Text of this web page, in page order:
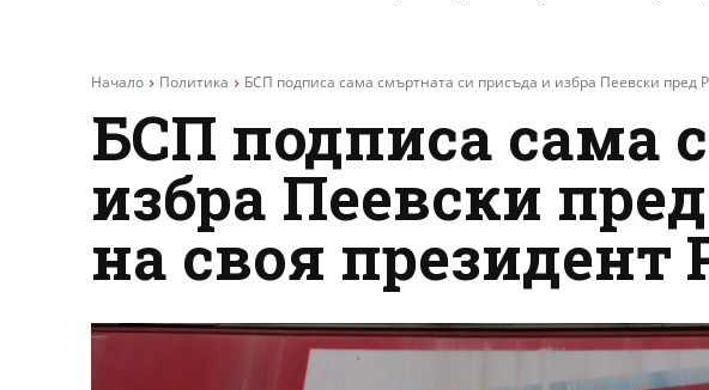
Начало Политика БСП подписа сама смъртната си присъда и избра Пеевски пред
БСП подписа сама
избра Пеевски
на своя президент